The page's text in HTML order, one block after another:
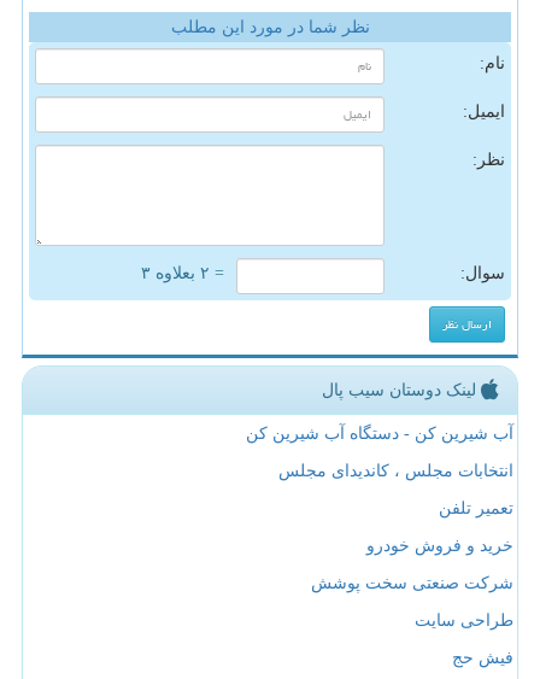
نظر شما در مورد این مطلب
نام:
ایمیل:
نظر:
سوال: = ۲ بعلاوه ۳
لینک دوستان سیب پال
آب شیرین کن - دستگاه آب شیرین کن
انتخابات مجلس ، کاندیدای مجلس
تعمیر تلفن
خرید و فروش خودرو
شرکت صنعتی سخت پوشش
طراحی سایت
فیش حج